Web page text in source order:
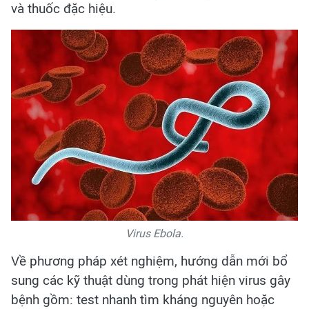
và thuốc đặc hiệu.
Virus Ebola.
Về phương pháp xét nghiệm, hướng dẫn mới bổ
sung các kỹ thuật dùng trong phát hiện virus gây
bệnh gồm: test nhanh tìm kháng nguyên hoặc